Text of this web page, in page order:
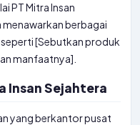
PT Mitra Insan
menawarkan berbagai
[Sebutkan produk
manfaatnya].
Insan Sejahtera
yang berkantor pusat